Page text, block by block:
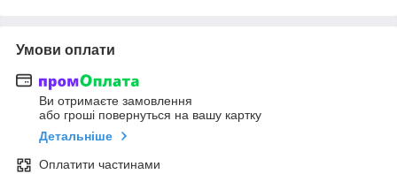
Умови оплати
Ви отримаєте замовлення
або гроші повернуться на вашу картку
Детальніше
Оплатити частинами